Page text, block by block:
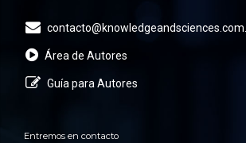
Área de Autores
Guía para Autores
Entremos en contacto